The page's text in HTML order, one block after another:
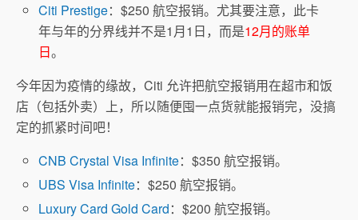
Citi Prestige：$250 航空报销。尤其要注意，此卡
年与年的分界线并不是1月1日，而是12月的账单
日。
今年因为疫情的缘故，Citi 允许把航空报销用在超市和饭
店（包括外卖）上，所以随便囤一点货就能报销完，没搞
定的抓紧时间吧！
CNB Crystal Visa Infinite：$350 航空报销。
UBS Visa Infinite：$250 航空报销。
Luxury Card Gold Card：$200 航空报销。